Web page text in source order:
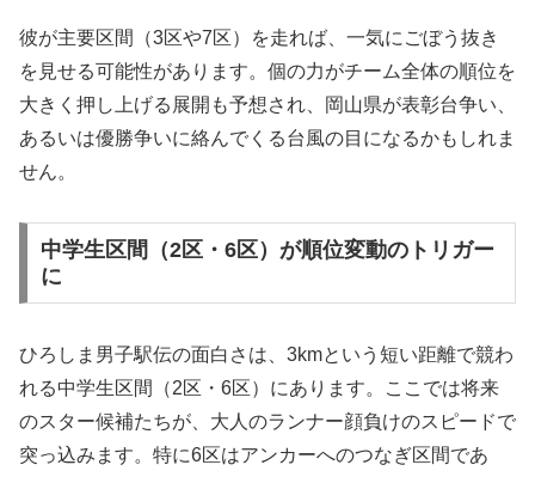
彼が主要区間（3区や7区）を走れば、一気にごぼう抜き
を見せる可能性があります。個の力がチーム全体の順位を
大きく押し上げる展開も予想され、岡山県が表彰台争い、
あるいは優勝争いに絡んでくる台風の目になるかもしれま
せん。
中学生区間（2区・6区）が順位変動のトリガー
に
ひろしま男子駅伝の面白さは、3kmという短い距離で競わ
れる中学生区間（2区・6区）にあります。ここでは将来
のスター候補たちが、大人のランナー顔負けのスピードで
突っ込みます。特に6区はアンカーへのつなぎ区間であ